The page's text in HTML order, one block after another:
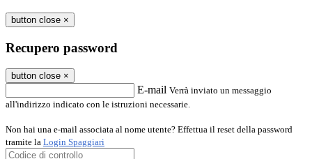
button close ×
Recupero password
button close ×
E-mail Verrà inviato un messaggio
all'indirizzo indicato con le istruzioni necessarie.
Non hai una e-mail associata al nome utente? Effettua il reset della password
tramite la Login Spaggiari